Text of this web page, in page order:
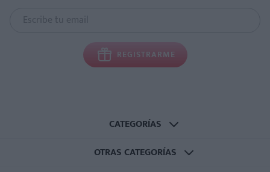
REGISTRARME
CATEGORÍAS
OTRAS CATEGORÍAS